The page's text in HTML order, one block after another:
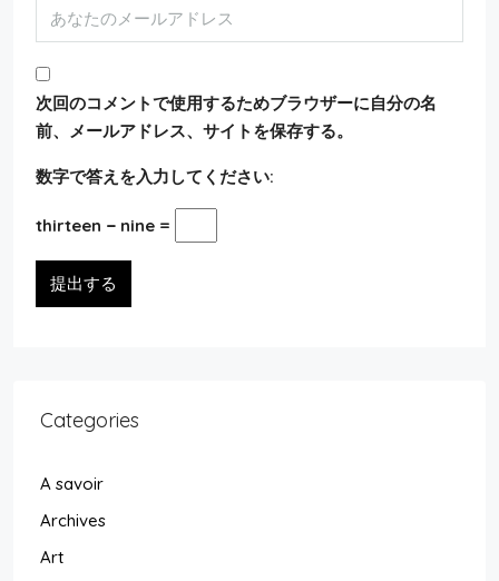
次回のコメントで使用するためブラウザーに自分の名
前、メールアドレス、サイトを保存する。
数字で答えを入力してください:
thirteen − nine =
提出する
Categories
A savoir
Archives
Art